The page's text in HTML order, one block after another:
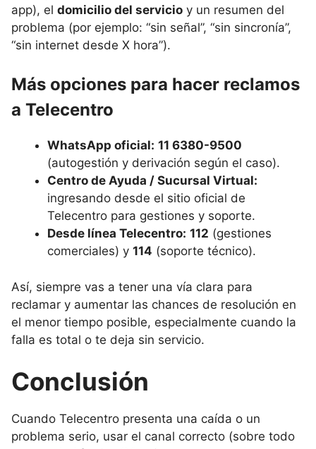
app), el domicilio del servicio y un resumen del
problema (por ejemplo: “sin señal”, “sin sincronía”,
“sin internet desde X hora”).
Más opciones para hacer reclamos
a Telecentro
WhatsApp oficial: 11 6380-9500
(autogestión y derivación según el caso).
Centro de Ayuda / Sucursal Virtual:
ingresando desde el sitio oficial de
Telecentro para gestiones y soporte.
Desde línea Telecentro: 112 (gestiones
comerciales) y 114 (soporte técnico).
Así, siempre vas a tener una vía clara para
reclamar y aumentar las chances de resolución en
el menor tiempo posible, especialmente cuando la
falla es total o te deja sin servicio.
Conclusión
Cuando Telecentro presenta una caída o un
problema serio, usar el canal correcto (sobre todo